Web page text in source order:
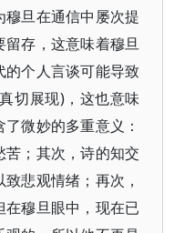
旦在通信中屡次提
存，这意味着穆旦
个人言谈可能导致
切展现)，这也意味
微妙的多重意义：
；其次，诗的知交
悲观情绪；再次，
穆旦眼中，现在已